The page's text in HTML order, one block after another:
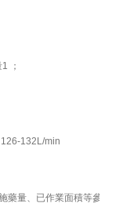
；
132L/min
藥量、已作業面積等參數；